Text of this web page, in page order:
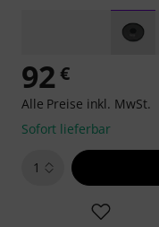
92 €
Alle Preise inkl. MwSt.
Sofort lieferbar
1